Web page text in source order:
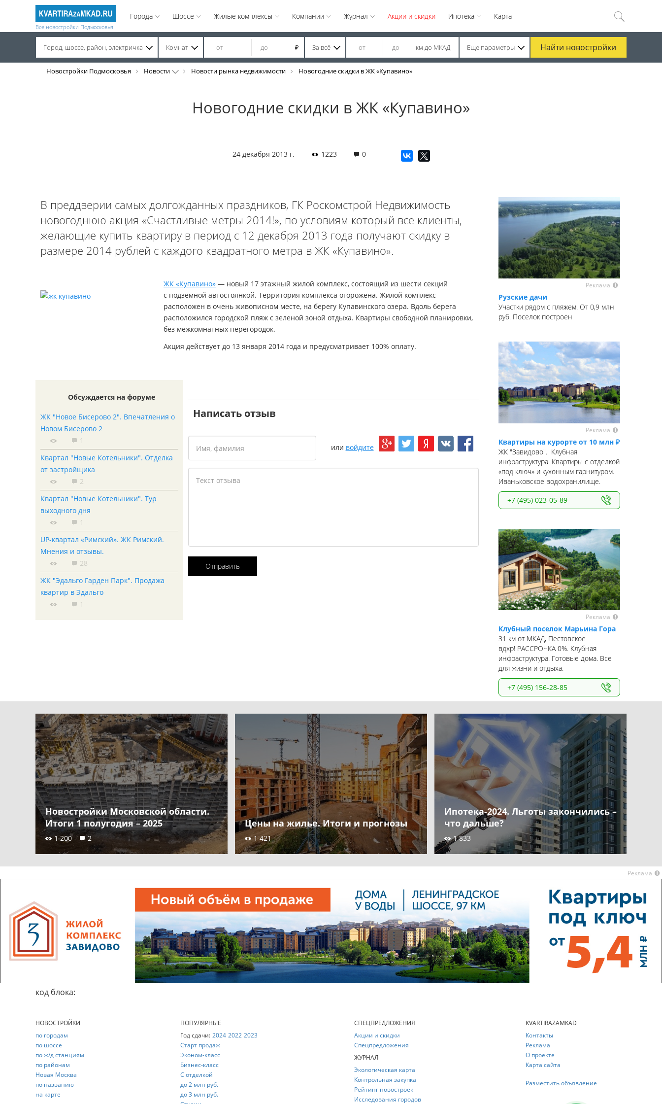
Все новостройки Подмосковья
Города Шоссе Жилые комплексы Компании Журнал Акции и скидки Ипотека Карта
Город, шоссе, район, электричка Комнат ₽ За всё км до МКАД Еще параметры Найти новостройки
Новостройки Подмосковья Новости Новости рынка недвижимости Новогодние скидки в ЖК «Купавино»
Новогодние скидки в ЖК «Купавино»
24 декабря 2013 г. 1223 0
В преддверии самых долгожданных праздников, ГК Роскомстрой Недвижимость
новогоднюю акция «Счастливые метры 2014!», по условиям который все клиенты,
желающие купить квартиру в период с 12 декабря 2013 года получают скидку в
размере 2014 рублей с каждого квадратного метра в ЖК «Купавино».
ЖК «Купавино» — новый 17 этажный жилой комплекс, состоящий из шести секций
с подземной автостоянкой. Территория комплекса огорожена. Жилой комплекс
расположен в очень живописном месте, на берегу Купавинского озера. Вдоль берега
расположился городской пляж с зеленой зоной отдыха. Квартиры свободной планировки,
без межкомнатных перегородок.
Акция действует до 13 января 2014 года и предусматривает 100% оплату.
Обсуждается на форуме
ЖК "Новое Бисерово 2". Впечатления о
Новом Бисерово 2
1
Квартал "Новые Котельники". Отделка
от застройщика
2
Квартал "Новые Котельники". Тур
выходного дня
1
UP-квартал «Римский». ЖК Римский.
Мнения и отзывы.
28
ЖК "Эдальго Гарден Парк". Продажа
квартир в Эдальго
1
Написать отзыв
или войдите
Отправить
Реклама
Рузские дачи
Участки рядом с пляжем. От 0,9 млн
руб. Поселок построен
Реклама
Квартиры на курорте от 10 млн ₽
ЖК "Завидово". Клубная
инфраструктура. Квартиры с отделкой
«под ключ» и кухонным гарнитуром.
Иваньковское водохранилище.
+7 (495) 023-05-89
Реклама
Клубный поселок Марьина Гора
31 км от МКАД, Пестовское
вдхр! РАССРОЧКА 0%. Клубная
инфраструктура. Готовые дома. Все
для жизни и отдыха.
+7 (495) 156-28-85
Новостройки Московской области.
Итоги 1 полугодия – 2025
1 200 2
Цены на жилье. Итоги и прогнозы
1 421
Ипотека-2024. Льготы закончились –
что дальше?
1 833
Реклама
код блока:
НОВОСТРОЙКИ
по городам
по шоссе
по ж/д станциям
по районам
Новая Москва
по названию
на карте
ПОПУЛЯРНЫЕ
Год сдачи: 2024 2022 2023
Старт продаж
Эконом-класс
Бизнес-класс
С отделкой
до 2 млн руб.
до 3 млн руб.
СПЕЦПРЕДЛОЖЕНИЯ
Акции и скидки
Спецпредложения
ЖУРНАЛ
Экологическая карта
Контрольная закупка
Рейтинг новостроек
Исследования городов
KVARTIRAZAMKAD
Контакты
Реклама
О проекте
Карта сайта
Разместить объявление